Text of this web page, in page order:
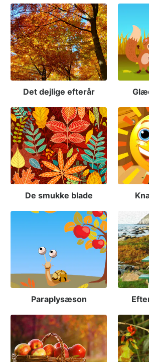
Det dejlige efterår
De smukke blade
Paraplysæson